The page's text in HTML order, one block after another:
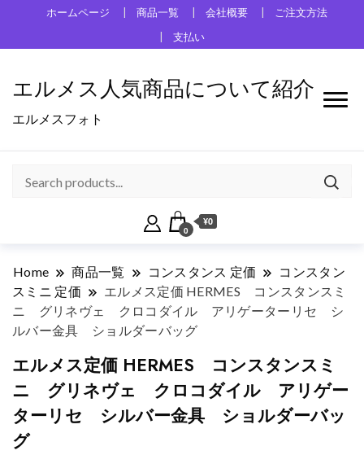
ホームページ 商品一覧 会社概要
ご注文方法
支払い
エルメス人気商品について紹介
エルメスフォト
0
¥0
Home 商品一覧 コンスタンス 定価
コンスタン
スミニ 定価
エルメス定価 HERMES コンスタンスミ
ニ グリネヴェ クロコダイル アリゲーターリセ シ
ルバー金具 ショルダーバッグ
エルメス定価 HERMES コンスタンスミ
ニ グリネヴェ クロコダイル アリゲー
ターリセ シルバー金具 ショルダーバッ
グ